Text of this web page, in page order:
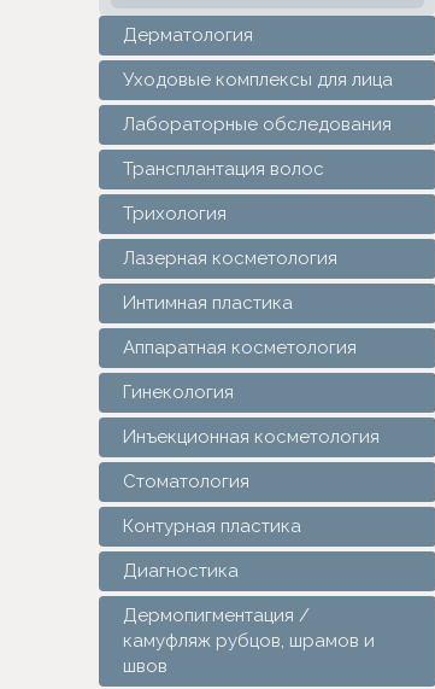
Дерматология
Уходовые комплексы для лица
Лабораторные обследования
Трансплантация волос
Трихология
Лазерная косметология
Интимная пластика
Аппаратная косметология
Гинекология
Инъекционная косметология
Стоматология
Контурная пластика
Диагностика
Дермопигментация /
камуфляж рубцов, шрамов и
швов